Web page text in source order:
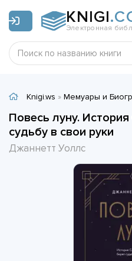
KNIGI
Электронная
Knigi.ws » Мемуары и
Повесь луну.
судьбу в свои руки
Джаннетт Уоллс